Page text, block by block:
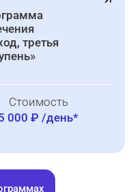
третья
Стоимость
000 ₽ /день*